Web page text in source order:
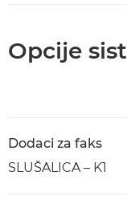
Opcije
Dodaci za faks
SLUŠALICA – K1